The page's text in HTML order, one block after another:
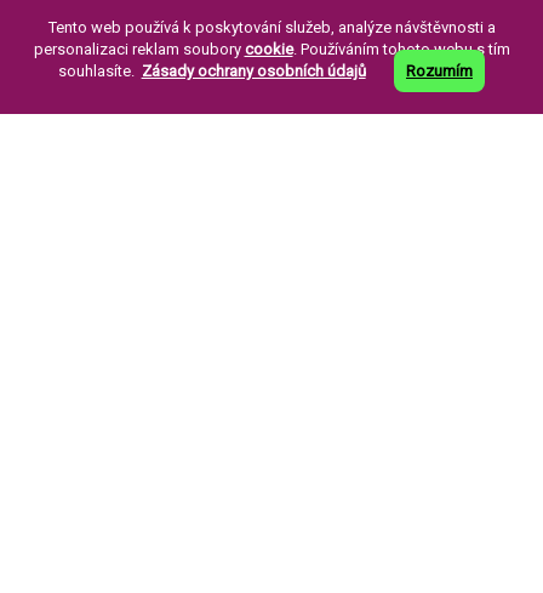
Tento web používá k poskytování služeb, analýze návštěvnosti a
personalizaci reklam soubory cookie. Používáním tohoto webu s tím
souhlasíte. Zásady ochrany osobních údajů Rozumím